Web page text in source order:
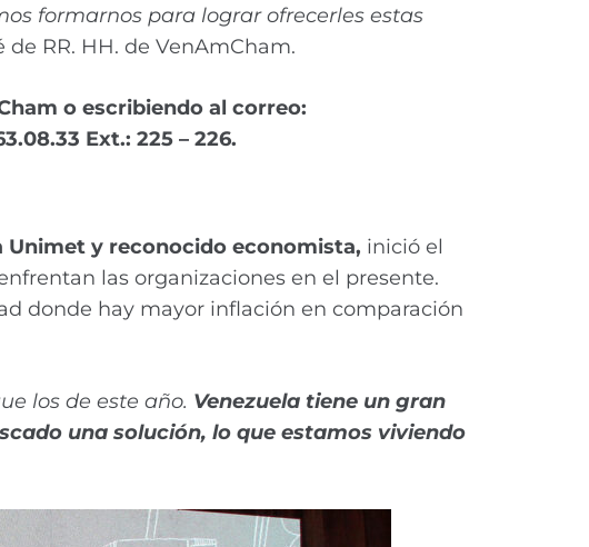
formarnos para lograr ofrecerles estas
RR. HH. de VenAmCham.
o escribiendo al correo:
Ext.: 225 – 226.
Unimet y reconocido economista, inició el
las organizaciones en el presente.
donde hay mayor inflación en comparación
los de este año. Venezuela tiene un gran
una solución, lo que estamos viviendo